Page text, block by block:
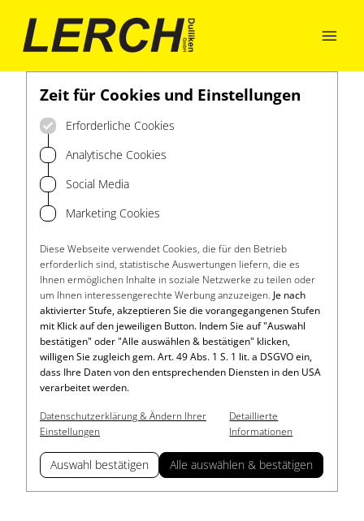

Zeit für Cookies und Einstellungen
Erforderliche Cookies
Analytische Cookies
Social Media
Marketing Cookies
Diese Webseite verwendet Cookies, die für den Betrieb
erforderlich sind, statistische Auswertungen liefern, die es
Ihnen ermöglichen Inhalte in soziale Netzwerke zu teilen oder
um Ihnen interessengerechte Werbung anzuzeigen. Je nach
aktivierter Stufe, akzeptieren Sie die vorangegangenen Stufen
mit Klick auf den jeweiligen Button. Indem Sie auf "Auswahl
bestätigen" oder "Alle auswählen & bestätigen" klicken,
willigen Sie zugleich gem. Art. 49 Abs. 1 S. 1 lit. a DSGVO ein,
dass Ihre Daten von den entsprechenden Diensten in den USA
verarbeitet werden.
Datenschutzerklärung & Ändern Ihrer
Einstellungen
Detaillierte
Informationen
Auswahl bestätigen Alle auswählen & bestätigen